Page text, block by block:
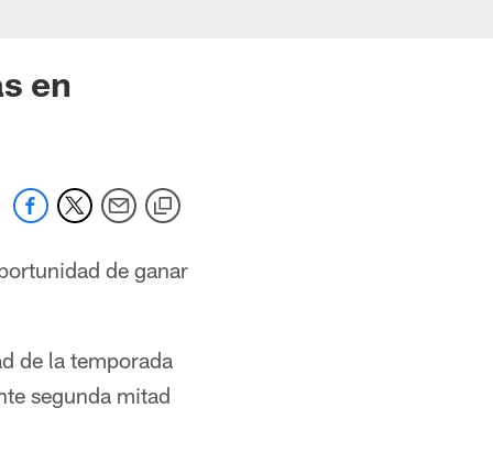
en
de ganar
de la temporada
segunda mitad